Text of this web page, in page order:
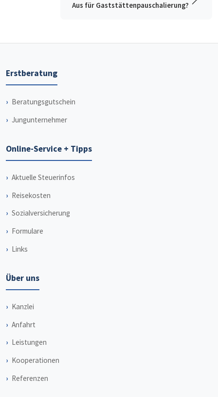
Aus für Gaststättenpauschalierung?
Erstberatung
Beratungsgutschein
Jungunternehmer
Online-Service + Tipps
Aktuelle Steuerinfos
Reisekosten
Sozialversicherung
Formulare
Links
Über uns
Kanzlei
Anfahrt
Leistungen
Kooperationen
Referenzen